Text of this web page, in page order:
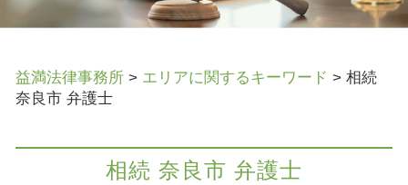
益満法律事務所 > エリアに関するキーワード > 相続
奈良市 弁護士
相続 奈良市 弁護士